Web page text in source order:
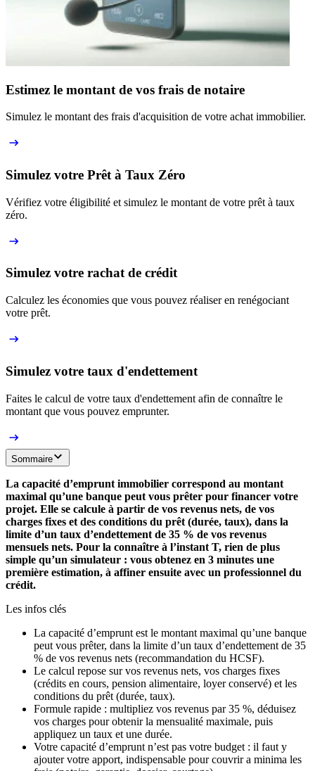
Estimez le montant de vos frais de notaire
Simulez le montant des frais d'acquisition de votre achat immobilier.
Simulez votre Prêt à Taux Zéro
Vérifiez votre éligibilité et simulez le montant de votre prêt à taux
zéro.
Simulez votre rachat de crédit
Calculez les économies que vous pouvez réaliser en renégociant
votre prêt.
Simulez votre taux d'endettement
Faites le calcul de votre taux d'endettement afin de connaître le
montant que vous pouvez emprunter.
Sommaire
La capacité d’emprunt immobilier correspond au montant
maximal qu’une banque peut vous prêter pour financer votre
projet. Elle se calcule à partir de vos revenus nets, de vos
charges fixes et des conditions du prêt (durée, taux), dans la
limite d’un taux d’endettement de 35 % de vos revenus
mensuels nets. Pour la connaître à l’instant T, rien de plus
simple qu’un simulateur : vous obtenez en 3 minutes une
première estimation, à affiner ensuite avec un professionnel du
crédit.
Les infos clés
La capacité d’emprunt est le montant maximal qu’une banque
peut vous prêter, dans la limite d’un taux d’endettement de 35
% de vos revenus nets (recommandation du HCSF).
Le calcul repose sur vos revenus nets, vos charges fixes
(crédits en cours, pension alimentaire, loyer conservé) et les
conditions du prêt (durée, taux).
Formule rapide : multipliez vos revenus par 35 %, déduisez
vos charges pour obtenir la mensualité maximale, puis
appliquez un taux et une durée.
Votre capacité d’emprunt n’est pas votre budget : il faut y
ajouter votre apport, indispensable pour couvrir a minima les